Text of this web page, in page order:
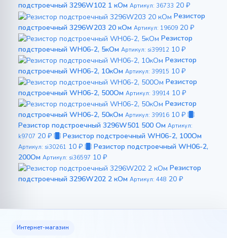
подстроечный 3296W102 1 кОм Артикул: 36733 20 ₽
Резистор
подстроечный 3296W203 20 кОм Артикул: 19609 20 ₽
Резистор
подстроечный WH06-2, 5кОм Артикул: si39912 10 ₽
Резистор
подстроечный WH06-2, 10кОм Артикул: 39915 10 ₽
Резистор
подстроечный WH06-2, 500Ом Артикул: 39914 10 ₽
Резистор
подстроечный WH06-2, 50кОм Артикул: 39916 10 ₽
Резистор подстроечный 3296W501 500 Ом Артикул:
k9707 20 ₽ Резистор подстроечный WH06-2, 100Ом
Артикул: si30261 10 ₽
Резистор подстроечный WH06-2,
200Ом Артикул: si36597 10 ₽
Резистор
подстроечный 3296W202 2 кОм Артикул: 448 20 ₽
Интернет-магазин